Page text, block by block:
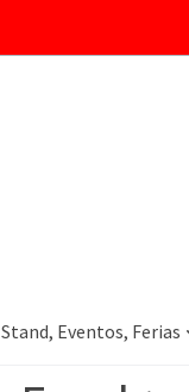
Stand, Eventos, Ferias